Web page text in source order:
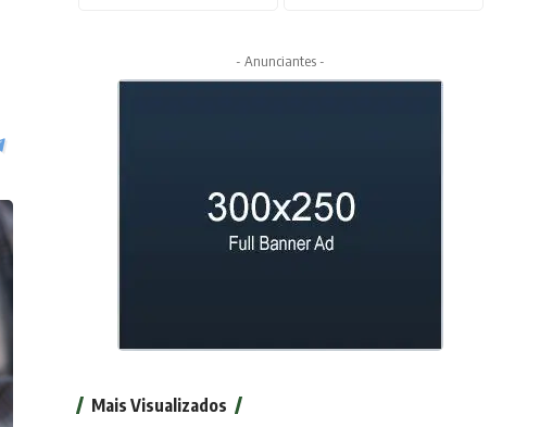
- Anunciantes -
Mais Visualizados